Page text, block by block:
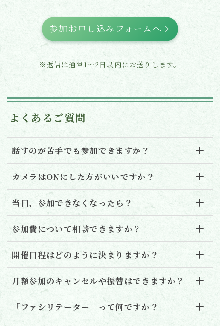
参加お申し込みフォームへ
※返信は通常1〜2日以内にお送りします。
よくあるご質問
話すのが苦手でも参加できますか？
カメラはONにした方がいいですか？
当日、参加できなくなったら？
参加費について相談できますか？
開催日程はどのように決まりますか？
月額参加のキャンセルや振替はできますか？
「ファシリテーター」って何ですか？